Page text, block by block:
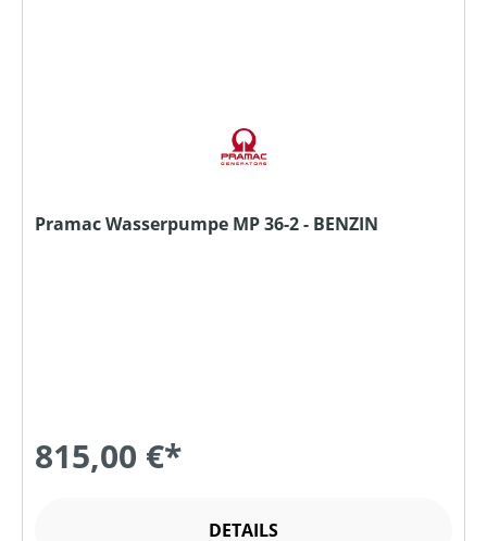
Pramac Wasserpumpe MP 36-2 - BENZIN
815,00 €*
DETAILS